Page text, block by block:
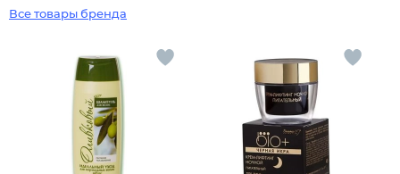
Все товары бренда